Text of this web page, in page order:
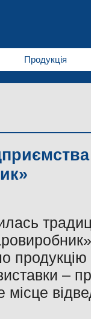
Продукція
–
місце